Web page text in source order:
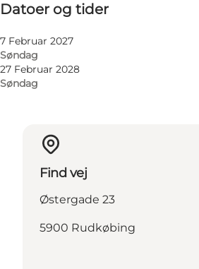
Datoer og tider
7 Februar 2027
Søndag
27 Februar 2028
Søndag
Besøg hjemmeside
Find vej
Østergade 23
5900 Rudkøbing